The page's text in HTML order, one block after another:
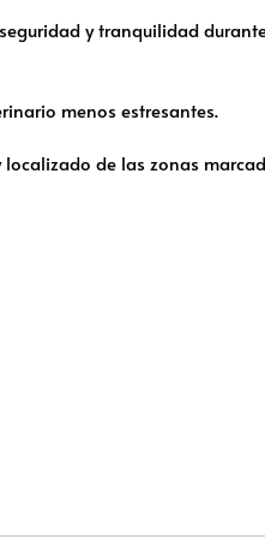
y tranquilidad
menos estresantes.
localizado de las zonas